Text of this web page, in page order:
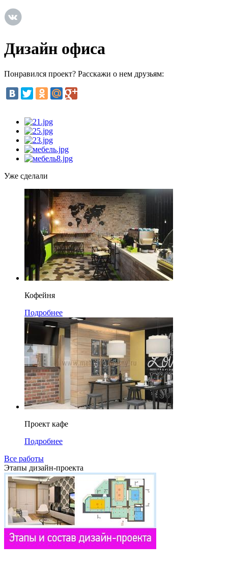
Дизайн офиса
Понравился проект? Расскажи о нем друзьям:
Уже сделали
Кофейня
Подробнее
Проект кафе
Подробнее
Все работы
Этапы дизайн-проекта